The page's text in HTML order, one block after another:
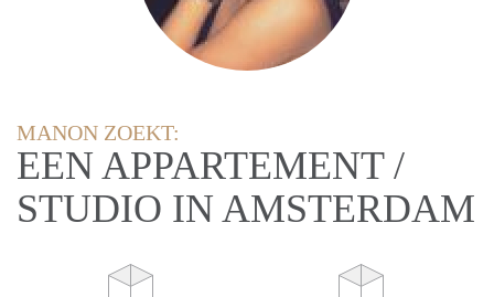
MANON ZOEKT:
EEN APPARTEMENT /
STUDIO IN AMSTERDAM